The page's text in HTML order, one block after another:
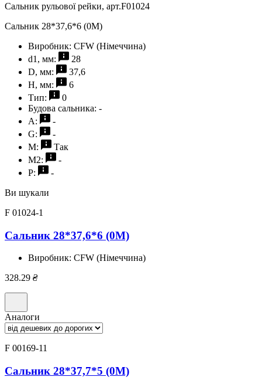
Сальник рульової рейки, арт.F01024
Сальник 28*37,6*6 (0M)
Виробник: CFW (Німеччина)
d1, мм:
28
D, мм:
37,6
H, мм:
6
Тип:
0
Будова сальника: -
A:
-
G:
-
M:
Так
M2:
-
P:
-
Ви шукали
F 01024-1
Сальник 28*37,6*6 (0M)
Виробник: CFW (Німеччина)
328.29 ₴
Аналоги
F 00169-11
Сальник 28*37,7*5 (0M)